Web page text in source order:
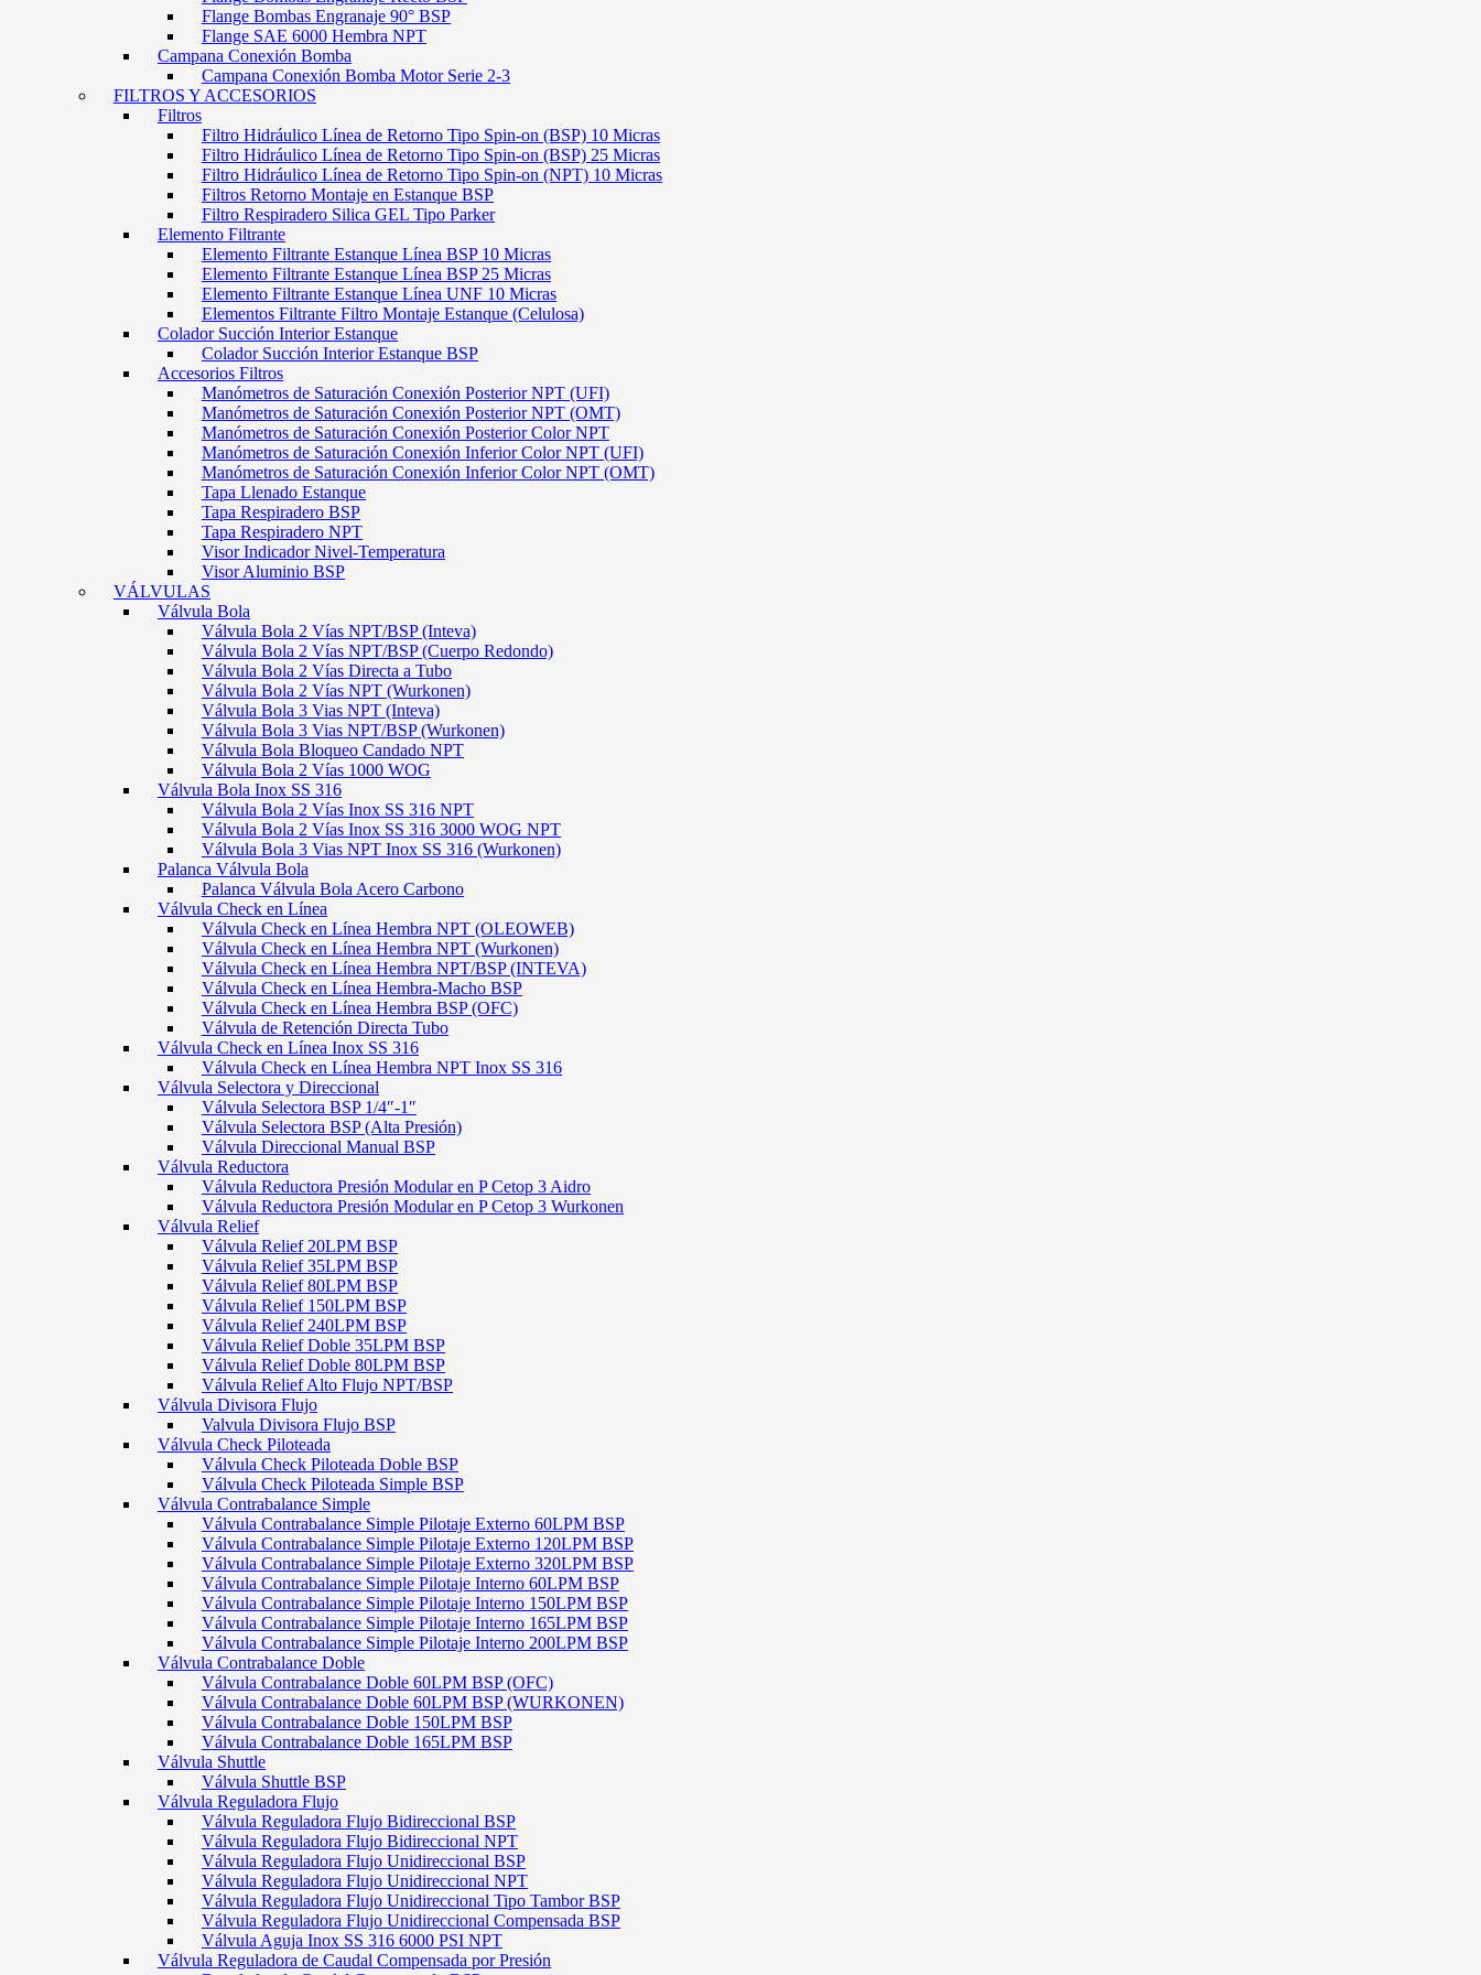
Flange Bombas Engranaje 90° BSP
Flange SAE 6000 Hembra NPT
Campana Conexión Bomba
Campana Conexión Bomba Motor Serie 2-3
FILTROS Y ACCESORIOS
Filtros
Filtro Hidráulico Línea de Retorno Tipo Spin-on (BSP) 10 Micras
Filtro Hidráulico Línea de Retorno Tipo Spin-on (BSP) 25 Micras
Filtro Hidráulico Línea de Retorno Tipo Spin-on (NPT) 10 Micras
Filtros Retorno Montaje en Estanque BSP
Filtro Respiradero Silica GEL Tipo Parker
Elemento Filtrante
Elemento Filtrante Estanque Línea BSP 10 Micras
Elemento Filtrante Estanque Línea BSP 25 Micras
Elemento Filtrante Estanque Línea UNF 10 Micras
Elementos Filtrante Filtro Montaje Estanque (Celulosa)
Colador Succión Interior Estanque
Colador Succión Interior Estanque BSP
Accesorios Filtros
Manómetros de Saturación Conexión Posterior NPT (UFI)
Manómetros de Saturación Conexión Posterior NPT (OMT)
Manómetros de Saturación Conexión Posterior Color NPT
Manómetros de Saturación Conexión Inferior Color NPT (UFI)
Manómetros de Saturación Conexión Inferior Color NPT (OMT)
Tapa Llenado Estanque
Tapa Respiradero BSP
Tapa Respiradero NPT
Visor Indicador Nivel-Temperatura
Visor Aluminio BSP
VÁLVULAS
Válvula Bola
Válvula Bola 2 Vías NPT/BSP (Inteva)
Válvula Bola 2 Vías NPT/BSP (Cuerpo Redondo)
Válvula Bola 2 Vías Directa a Tubo
Válvula Bola 2 Vías NPT (Wurkonen)
Válvula Bola 3 Vias NPT (Inteva)
Válvula Bola 3 Vias NPT/BSP (Wurkonen)
Válvula Bola Bloqueo Candado NPT
Válvula Bola 2 Vías 1000 WOG
Válvula Bola Inox SS 316
Válvula Bola 2 Vías Inox SS 316 NPT
Válvula Bola 2 Vías Inox SS 316 3000 WOG NPT
Válvula Bola 3 Vias NPT Inox SS 316 (Wurkonen)
Palanca Válvula Bola
Palanca Válvula Bola Acero Carbono
Válvula Check en Línea
Válvula Check en Línea Hembra NPT (OLEOWEB)
Válvula Check en Línea Hembra NPT (Wurkonen)
Válvula Check en Línea Hembra NPT/BSP (INTEVA)
Válvula Check en Línea Hembra-Macho BSP
Válvula Check en Línea Hembra BSP (OFC)
Válvula de Retención Directa Tubo
Válvula Check en Línea Inox SS 316
Válvula Check en Línea Hembra NPT Inox SS 316
Válvula Selectora y Direccional
Válvula Selectora BSP 1/4″-1″
Válvula Selectora BSP (Alta Presión)
Válvula Direccional Manual BSP
Válvula Reductora
Válvula Reductora Presión Modular en P Cetop 3 Aidro
Válvula Reductora Presión Modular en P Cetop 3 Wurkonen
Válvula Relief
Válvula Relief 20LPM BSP
Válvula Relief 35LPM BSP
Válvula Relief 80LPM BSP
Válvula Relief 150LPM BSP
Válvula Relief 240LPM BSP
Válvula Relief Doble 35LPM BSP
Válvula Relief Doble 80LPM BSP
Válvula Relief Alto Flujo NPT/BSP
Válvula Divisora Flujo
Valvula Divisora Flujo BSP
Válvula Check Piloteada
Válvula Check Piloteada Doble BSP
Válvula Check Piloteada Simple BSP
Válvula Contrabalance Simple
Válvula Contrabalance Simple Pilotaje Externo 60LPM BSP
Válvula Contrabalance Simple Pilotaje Externo 120LPM BSP
Válvula Contrabalance Simple Pilotaje Externo 320LPM BSP
Válvula Contrabalance Simple Pilotaje Interno 60LPM BSP
Válvula Contrabalance Simple Pilotaje Interno 150LPM BSP
Válvula Contrabalance Simple Pilotaje Interno 165LPM BSP
Válvula Contrabalance Simple Pilotaje Interno 200LPM BSP
Válvula Contrabalance Doble
Válvula Contrabalance Doble 60LPM BSP (OFC)
Válvula Contrabalance Doble 60LPM BSP (WURKONEN)
Válvula Contrabalance Doble 150LPM BSP
Válvula Contrabalance Doble 165LPM BSP
Válvula Shuttle
Válvula Shuttle BSP
Válvula Reguladora Flujo
Válvula Reguladora Flujo Bidireccional BSP
Válvula Reguladora Flujo Bidireccional NPT
Válvula Reguladora Flujo Unidireccional BSP
Válvula Reguladora Flujo Unidireccional NPT
Válvula Reguladora Flujo Unidireccional Tipo Tambor BSP
Válvula Reguladora Flujo Unidireccional Compensada BSP
Válvula Aguja Inox SS 316 6000 PSI NPT
Válvula Reguladora de Caudal Compensada por Presión